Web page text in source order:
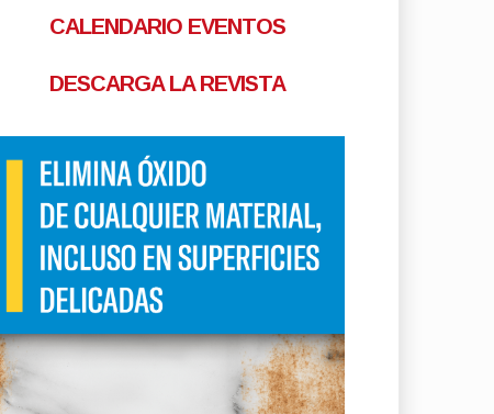
CALENDARIO EVENTOS
DESCARGA LA REVISTA